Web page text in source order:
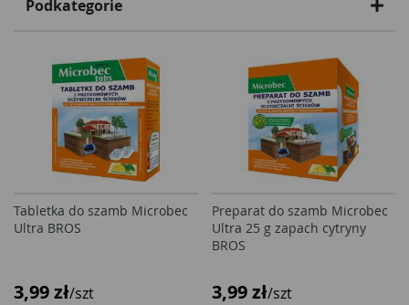
Podkategorie
Tabletka do szamb Microbec
Ultra BROS
3,99 zł/szt
Preparat do szamb Microbec
Ultra 25 g zapach cytryny
BROS
3,99 zł/szt